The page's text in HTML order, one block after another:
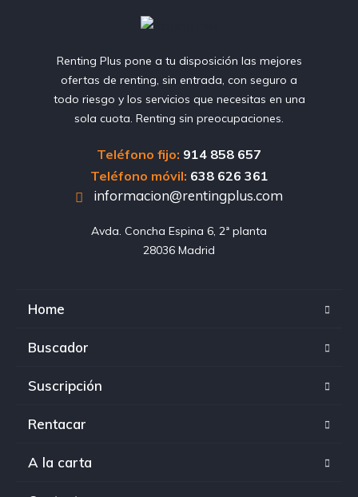
Renting Plus pone a tu disposición las mejores
ofertas de renting, sin entrada, con seguro a
todo riesgo y los servicios que necesitas en una
sola cuota. Renting sin preocupaciones.
Teléfono fijo: 914 858 657
Teléfono móvil: 638 626 361
informacion@rentingplus.com
Avda. Concha Espina 6, 2ª planta
28036 Madrid
Home
Buscador
Suscripción
Rentacar
A la carta